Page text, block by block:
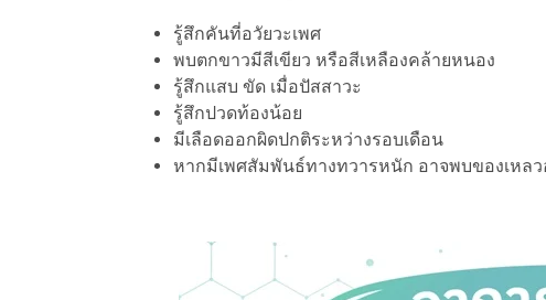
รู้สึกคันที่อวัยวะเพศ
พบตกขาวมีสีเขียว หรือสีเหลืองคล้ายหนอง
รู้สึกแสบ ขัด เมื่อปัสสาวะ
รู้สึกปวดท้องน้อย
มีเลือดออกผิดปกติระหว่างรอบเดือน
หากมีเพศสัมพันธ์ทางทวารหนัก อาจพบของเหล